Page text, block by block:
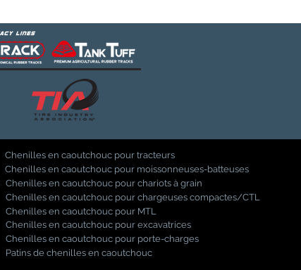
Chenilles en caoutchouc pour tracteurs
Chenilles en caoutchouc pour moissonneuses-batteuses
Chenilles en caoutchouc pour chariots à grain
Chenilles en caoutchouc pour chargeuses compactes/CTL
Chenilles en caoutchouc pour MTL
Chenilles en caoutchouc pour excavatrices
Chenilles en caoutchouc pour porte-charges
Patins de chenilles en caoutchouc